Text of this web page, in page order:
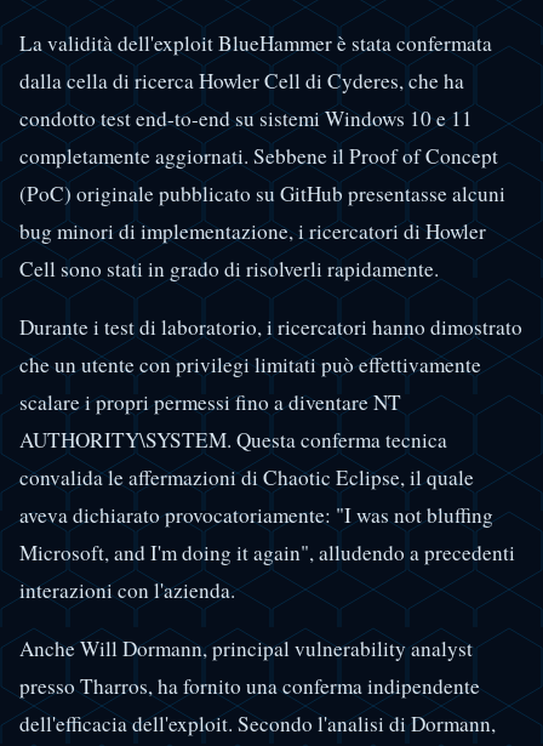
La validità dell'exploit BlueHammer è stata confermata
dalla cella di ricerca Howler Cell di Cyderes, che ha
condotto test end-to-end su sistemi Windows 10 e 11
completamente aggiornati. Sebbene il Proof of Concept
(PoC) originale pubblicato su GitHub presentasse alcuni
bug minori di implementazione, i ricercatori di Howler
Cell sono stati in grado di risolverli rapidamente.
Durante i test di laboratorio, i ricercatori hanno dimostrato
che un utente con privilegi limitati può effettivamente
scalare i propri permessi fino a diventare NT
AUTHORITY\SYSTEM. Questa conferma tecnica
convalida le affermazioni di Chaotic Eclipse, il quale
aveva dichiarato provocatoriamente: "I was not bluffing
Microsoft, and I'm doing it again", alludendo a precedenti
interazioni con l'azienda.
Anche Will Dormann, principal vulnerability analyst
presso Tharros, ha fornito una conferma indipendente
dell'efficacia dell'exploit. Secondo l'analisi di Dormann,